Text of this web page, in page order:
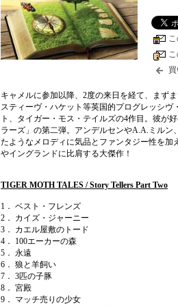
キャメルに参加以降、2度の来日を経て、まず
スティーヴ・ハケット等英国的プログレッシ
ト、タイガー・モス・テイルズの4作目。彼が
ラーズ」の第二弾。アンデルセンやA.A.ミル
たようなメロディに気品とファンタジー性を
やイングランドに比肩する大傑作！
TIGER MOTH TALES / Story Tellers Part Two
1． ベスト・フレンズ
2． カイズ・ジャーニー
3． カエル屋敷のトード
4． 100エーカーの森
5． 永遠
6． 狼と羊飼い
7． 3匹の子豚
8． 宮殿
9． マッチ売りの少女